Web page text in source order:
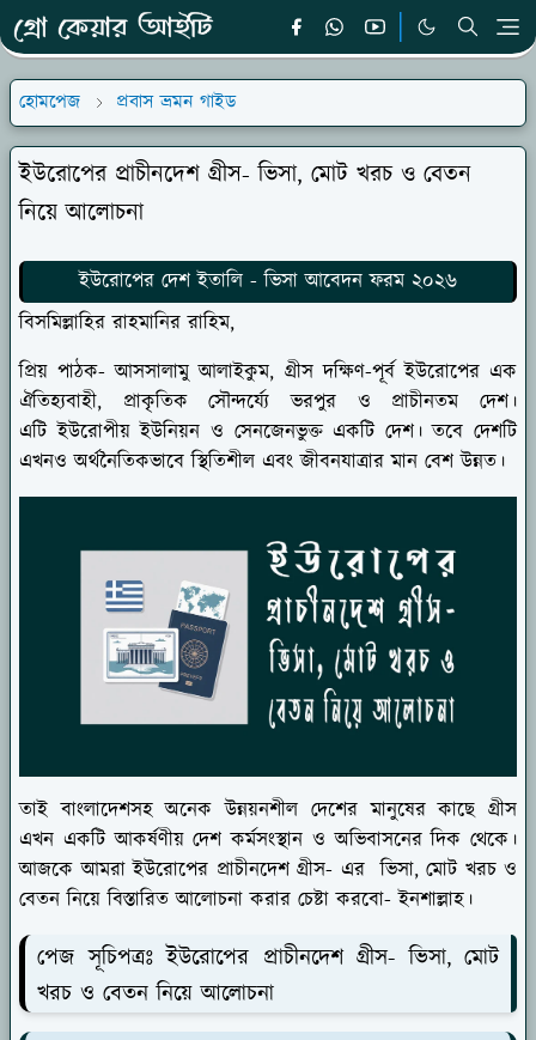
হোমপেজ প্রবাস ভ্রমন গাইড
ইউরোপের প্রাচীনদেশ গ্রীস- ভিসা, মোট খরচ ও বেতন
নিয়ে আলোচনা
ইউরোপের দেশ ইতালি - ভিসা আবেদন ফরম ২০২৬
বিসমিল্লাহির রাহমানির রাহিম,
প্রিয় পাঠক- আসসালামু আলাইকুম, গ্রীস দক্ষিণ-পূর্ব ইউরোপের এক
ঐতিহ্যবাহী, প্রাকৃতিক সৌন্দর্য্যে ভরপুর ও প্রাচীনতম দেশ।
এটি ইউরোপীয় ইউনিয়ন ও সেনজেনভুক্ত একটি দেশ। তবে দেশটি
এখনও অর্থনৈতিকভাবে স্থিতিশীল এবং জীবনযাত্রার মান বেশ উন্নত।
তাই বাংলাদেশসহ অনেক উন্নয়নশীল দেশের মানুষের কাছে গ্রীস
এখন একটি আকর্ষণীয় দেশ কর্মসংস্থান ও অভিবাসনের দিক থেকে।
আজকে আমরা ইউরোপের প্রাচীনদেশ গ্রীস- এর ভিসা, মোট খরচ ও
বেতন নিয়ে বিস্তারিত আলোচনা করার চেষ্টা করবো- ইনশাল্লাহ।
পেজ সূচিপত্রঃ ইউরোপের প্রাচীনদেশ গ্রীস- ভিসা, মোট
খরচ ও বেতন নিয়ে আলোচনা